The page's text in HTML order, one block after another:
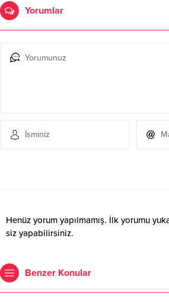
Yorumlar
Henüz yorum yapılmamış. İlk yorumu
siz yapabilirsiniz.
Benzer Konular